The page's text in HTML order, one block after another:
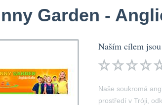
Garden -
Naším cílem
Naše soukromá
prostředí v Tróji,